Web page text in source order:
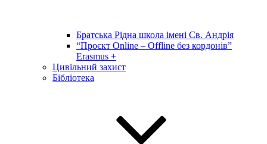
Братська Рідна школа імені Св. Андрія
“Проєкт Online – Offline без кордонів”
Erasmus +
Цивільний захист
Бібліотека